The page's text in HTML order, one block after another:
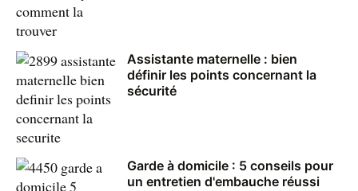
Assistante maternelle : bien
définir les points concernant la
sécurité
Garde à domicile : 5 conseils pour
un entretien d'embauche réussi